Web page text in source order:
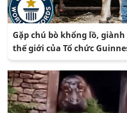
Gặp chú bò khổng lồ,
thế giới của Tổ chức